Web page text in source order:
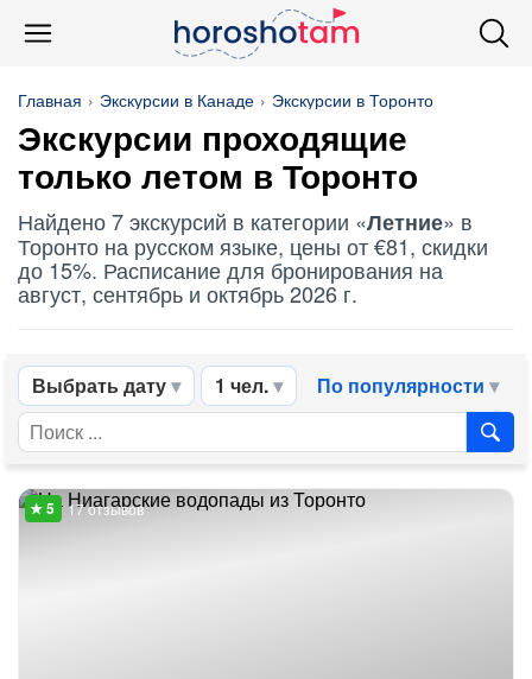
Главная Экскурсии в Канаде Экскурсии в Торонто
Экскурсии проходящие
только летом в Торонто
Найдено 7 экскурсий в категории «Летние» в
Торонто на русском языке, цены от €81, скидки
до 15%. Расписание для бронирования на
август, сентябрь и октябрь 2026 г.
Выбрать дату 1 чел. По популярности
17 отзывов